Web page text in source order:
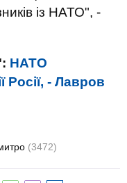
із НАТО", -
НАТО
Росії, - Лавров
(3472)